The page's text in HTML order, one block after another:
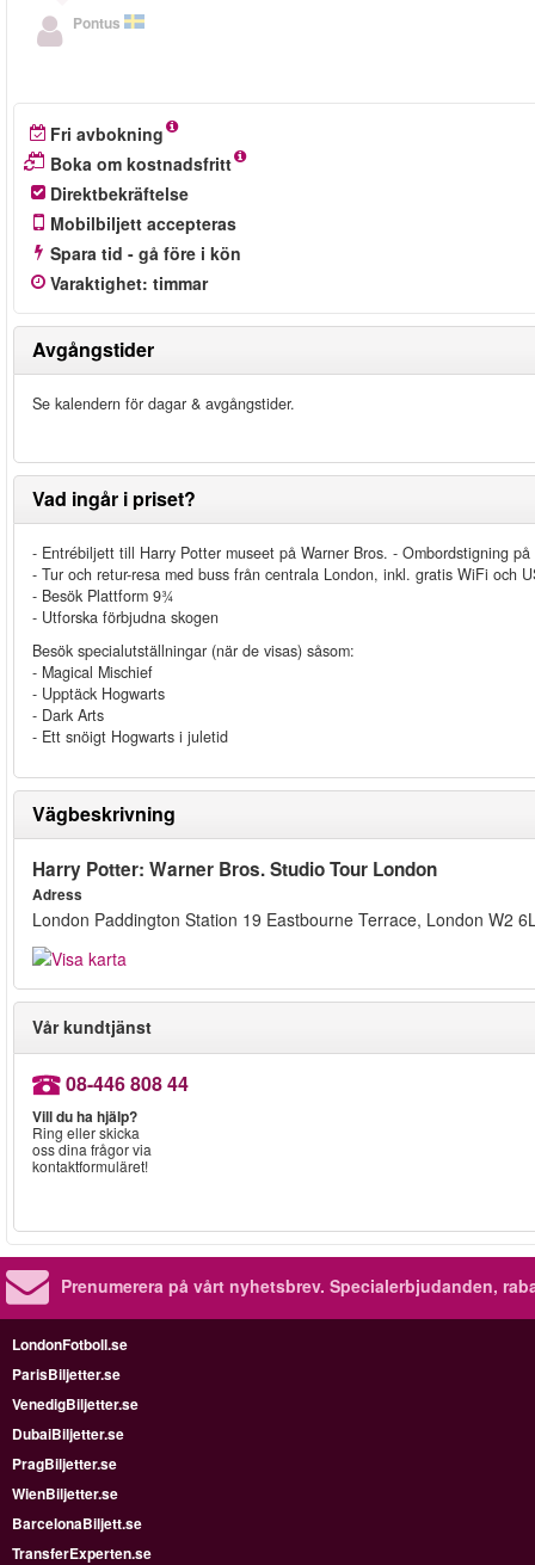
Pontus
Fri avbokning
Boka om kostnadsfritt
Direktbekräftelse
Mobilbiljett accepteras
Spara tid - gå före i kön
Varaktighet: timmar
Avgångstider
Se kalendern för dagar & avgångstider.
Vad ingår i priset?
- Entrébiljett till Harry Potter museet på Warner Bros. - Ombordstigning på
- Tur och retur-resa med buss från centrala London, inkl. gratis WiFi och
- Besök Plattform 9¾
- Utforska förbjudna skogen
Besök specialutställningar (när de visas) såsom:
- Magical Mischief
- Upptäck Hogwarts
- Dark Arts
- Ett snöigt Hogwarts i juletid
Vägbeskrivning
Harry Potter: Warner Bros. Studio Tour London
Adress
London Paddington Station 19 Eastbourne Terrace, London W2
Vår kundtjänst
08-446 808 44
Vill du ha hjälp?
Ring eller skicka
oss dina frågor via
kontaktformuläret!
Prenumerera på vårt nyhetsbrev. Specialerbjudanden,
LondonFotboll.se
ParisBiljetter.se
VenedigBiljetter.se
DubaiBiljetter.se
PragBiljetter.se
WienBiljetter.se
BarcelonaBiljett.se
TransferExperten.se